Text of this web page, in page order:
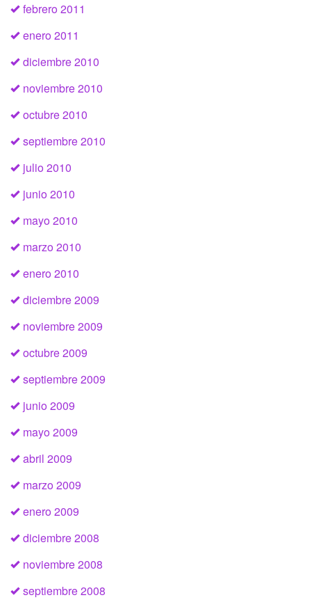
febrero 2011
enero 2011
diciembre 2010
noviembre 2010
octubre 2010
septiembre 2010
julio 2010
junio 2010
mayo 2010
marzo 2010
enero 2010
diciembre 2009
noviembre 2009
octubre 2009
septiembre 2009
junio 2009
mayo 2009
abril 2009
marzo 2009
enero 2009
diciembre 2008
noviembre 2008
septiembre 2008